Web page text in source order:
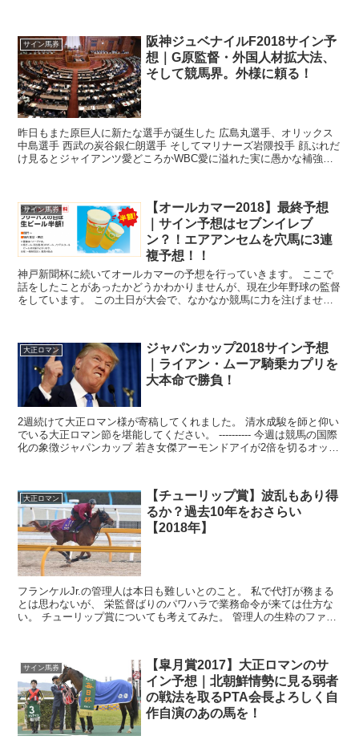
サイン馬券
阪神ジュベナイルF2018サイン予
想｜G原監督・外国人材拡大法、
そして競馬界。外様に頼る！
昨日もまた原巨人に新たな選手が誕生した 広島丸選手、オリックス
中島選手 西武の炭谷銀仁朗選手 そしてマリナーズ岩隈投手 顔ぶれだ
け見るとジャイアンツ愛どころかWBC愛に溢れた実に愚かな補強で
サイン馬券
【オールカマー2018】最終予想
｜サイン予想はセブンイレブ
ン？！エアアンセムを穴馬に3連
複予想！！
神戸新聞杯に続いてオールカマーの予想を行っていきます。 ここで
話をしたことがあったかどうかわかりませんが、現在少年野球の監督
をしています。 この土日が大会で、なかなか競馬に力を注げません
大正ロマン
ジャパンカップ2018サイン予想
｜ライアン・ムーア騎乗カプリを
大本命で勝負！
2週続けて大正ロマン様が寄稿してくれました。 清水成駿を師と仰い
でいる大正ロマン節を堪能してください。 ---------- 今週は競馬の国際
化の象徴ジャパンカップ 若き女傑アーモンドアイが2倍を切るオッズ
大正ロマン
【チューリップ賞】波乱もあり得
るか？過去10年をおさらい
【2018年】
フランケルJr.の管理人は本日も難しいとのこと。 私で代打が務まる
とは思わないが、 栄監督ばりのパワハラで業務命令が来ては仕方な
い。 チューリップ賞についても考えてみた。 管理人の生粋のファン
サイン馬券
【皐月賞2017】大正ロマンのサ
イン予想｜北朝鮮情勢に見る弱者
の戦法を取るPTA会長よろしく自
作自演のあの馬を！